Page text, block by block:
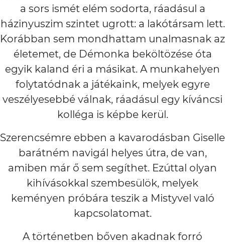
a sors ismét elém sodorta, ráadásul a
házinyuszim szintet ugrott: a lakótársam lett.
Korábban sem mondhattam unalmasnak az
életemet, de Démonka beköltözése óta
egyik kaland éri a másikat. A munkahelyen
folytatódnak a játékaink, melyek egyre
veszélyesebbé válnak, ráadásul egy kíváncsi
kolléga is képbe kerül.
Szerencsémre ebben a kavarodásban Giselle
barátném navigál helyes útra, de van,
amiben már ő sem segíthet. Ezúttal olyan
kihívásokkal szembesülök, melyek
keményen próbára teszik a Mistyvel való
kapcsolatomat.
A történetben bőven akadnak forró